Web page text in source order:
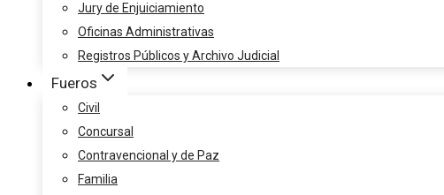
Jury de Enjuiciamiento
Oficinas Administrativas
Registros Públicos y Archivo Judicial
Fueros
Civil
Concursal
Contravencional y de Paz
Familia